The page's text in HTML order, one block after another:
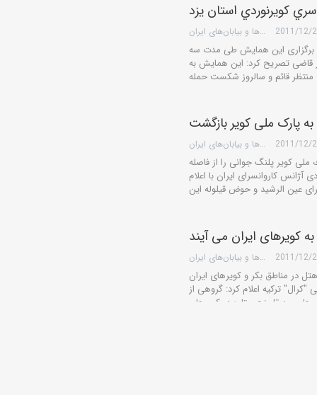
كويرنوردي استان يزد
گروه کویرها و بیابان‌های ایران 2011/12/
برگزاری‌ این همایش طی مدت سه
قاضی تصریح كرد: این همایش به
گروه کویرها و بیابان‌های ایران 2011/12/
كویر پلنگ جوانی را از فاصله
كاروانسرای ایران با اعلام
کویرهای ایران می آیند
گروه کویرها و بیابان‌های ایران 2011/12/
در مناطق بکر و کویرهای ایران
"کرال" ترکیه اعلام کرد: گروهی از